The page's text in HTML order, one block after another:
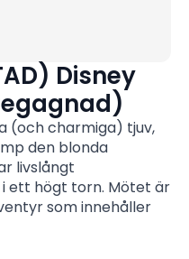
Disney
(och charmiga) tjuv,
den blonda
livslångt
ett högt torn. Mötet är
som innehåller
banditer.